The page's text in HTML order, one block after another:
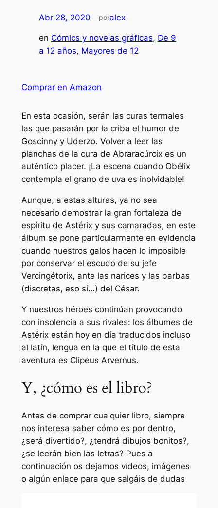
Abr 28, 2020—poralex
en Cómics y novelas gráficas, De 9
a 12 años, Mayores de 12
Comprar en Amazon
En esta ocasión, serán las curas termales
las que pasarán por la criba el humor de
Goscinny y Uderzo. Volver a leer las
planchas de la cura de Abraracúrcix es un
auténtico placer. ¡La escena cuando Obélix
contempla el grano de uva es inolvidable!
Aunque, a estas alturas, ya no sea
necesario demostrar la gran fortaleza de
espíritu de Astérix y sus camaradas, en este
álbum se pone particularmente en evidencia
cuando nuestros galos hacen lo imposible
por conservar el escudo de su jefe
Vercingétorix, ante las narices y las barbas
(discretas, eso sí…) del César.
Y nuestros héroes continúan provocando
con insolencia a sus rivales: los álbumes de
Astérix están hoy en día traducidos incluso
al latín, lengua en la que el título de esta
aventura es Clipeus Arvernus.
Y, ¿cómo es el libro?
Antes de comprar cualquier libro, siempre
nos interesa saber cómo es por dentro,
¿será divertido?, ¿tendrá dibujos bonitos?,
¿se leerán bien las letras? Pues a
continuación os dejamos vídeos, imágenes
o algún enlace para que salgáis de dudas